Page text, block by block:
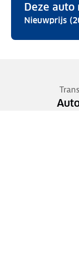
Deze auto
Nieuwprijs